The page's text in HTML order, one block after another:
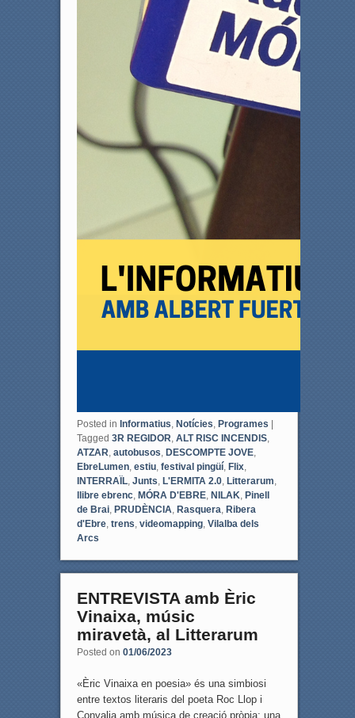
Posted in Informatius, Notícies, Programes
Tagged 3R REGIDOR, ALT RISC INCENDIS,
ATZAR, autobusos, DESCOMPTE JOVE,
EbreLumen, estiu, festival pingüí, Flix,
INTERRAÏL, Junts, L'ERMITA 2.0, Litterarum,
llibre ebrenc, MÓRA D'EBRE, NILAK, Pinell
de Brai, PRUDÈNCIA, Rasquera, Ribera
d'Ebre, trens, videomapping, Vilalba dels
Arcs
ENTREVISTA amb Èric
Vinaixa, músic
miravetà, al Litterarum
Posted on 01/06/2023
«Èric Vinaixa en poesia» és una simbiosi
entre textos literaris del poeta Roc Llop i
Convalia amb música de creació pròpia; una